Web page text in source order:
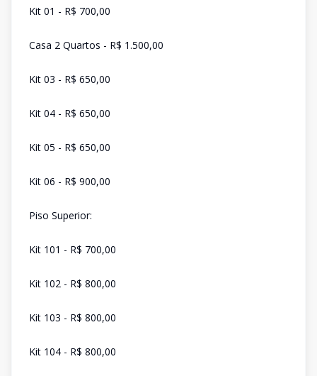
Kit 01 - R$ 700,00
Casa 2 Quartos - R$ 1.500,00
Kit 03 - R$ 650,00
Kit 04 - R$ 650,00
Kit 05 - R$ 650,00
Kit 06 - R$ 900,00
Piso Superior:
Kit 101 - R$ 700,00
Kit 102 - R$ 800,00
Kit 103 - R$ 800,00
Kit 104 - R$ 800,00